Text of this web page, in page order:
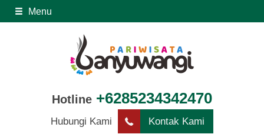
Menu
Hotline +6285234342470
Hubungi Kami Kontak Kami